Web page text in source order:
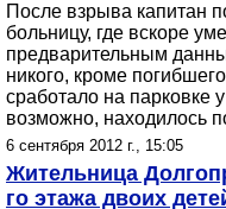
После взрыва капитан
больницу, где вскоре
предварительным
никого, кроме
сработало на парковке
возможно, находилось
6 сентября 2012 г., 15:05
Жительница
го этажа двоих